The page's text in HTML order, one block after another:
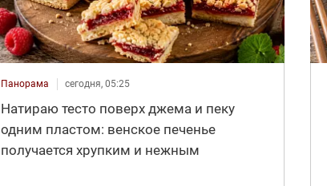
Панорама сегодня, 05:25
Натираю тесто поверх джема и пеку
одним пластом: венское печенье
получается хрупким и нежным